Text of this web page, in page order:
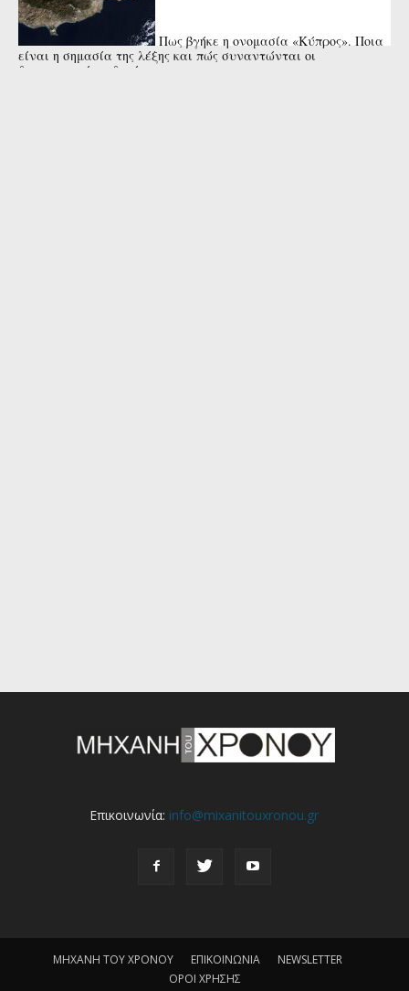
Πως βγήκε η ονομασία «Κύπρος». Ποια
είναι η σημασία της λέξης και πώς συναντώνται οι
διαφορετικές εκδοχές
Επικοινωνία: info@mixanitouxronou.gr
ΜΗΧΑΝΗ ΤΟΥ ΧΡΟΝΟΥ ΕΠΙΚΟΙΝΩΝΙΑ
NEWSLETTER
ΟΡΟΙ ΧΡΗΣΗΣ